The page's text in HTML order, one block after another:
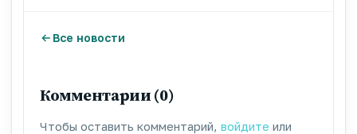
Все новости
Комментарии (0)
Чтобы оставить комментарий, войдите или